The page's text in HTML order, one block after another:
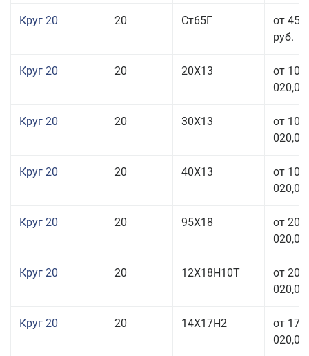
Круг 20 20 Ст65Г
от 45
руб.
Круг 20 20 20Х13
от 103
020,00
Круг 20 20 30Х13
от 103
020,00
Круг 20 20 40Х13
от 103
020,00
Круг 20 20 95Х18
от 208
020,00
Круг 20 20 12Х18Н10Т
от 209
020,00
Круг 20 20 14Х17Н2
от 175
020,00